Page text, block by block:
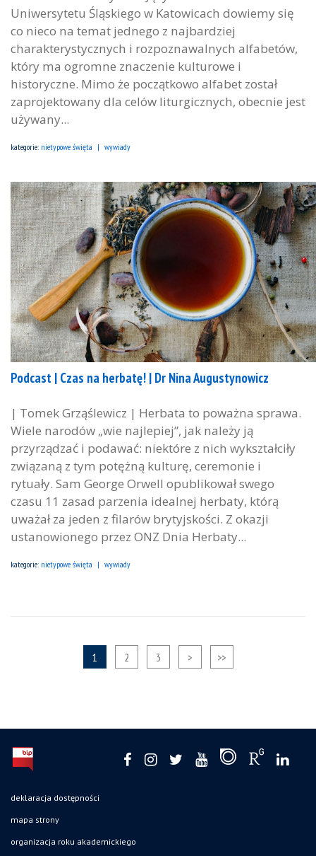
Uniwersytetu Śląskiego w Katowicach dowiemy się
co nieco na temat jednego z najbardziej
charakterystycznych i rozpoznawalnych alfabetów,
który ma ogromne znaczenie kulturowe i
historyczne. Mimo że początkowo alfabet został
zaprojektowany dla celów liturgicznych, obecnie jest
używany...
kategorie: nietypowe święta wywiady
Podcast | Czas na herbatę! | Dr Nina Augustynowicz
| Tomek Grząślewicz | Herbata to poważna sprawa.
Wiele narodów „wie najlepiej”, jak należy ją
przyrządzać i podawać: niektóre z nich wykształciły
związaną z tym potężną kulturę, ceremonie i
rytuały. Sam George Orwell opublikował swego
czasu 11 zasad parzenia idealnej herbaty, którą
uważał za jeden z filarów brytyjskości. Z okazji
ustanowionego przez ONZ Dnia Herbaty...
kategorie: nietypowe święta wywiady
1 2 3 > >>
deklaracja dostępności
mapa strony
organizacja roku akademickiego